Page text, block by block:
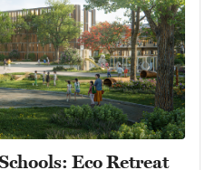
Eco Retreat